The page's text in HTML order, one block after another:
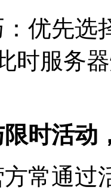
优先选
时服务
时活动
常通过